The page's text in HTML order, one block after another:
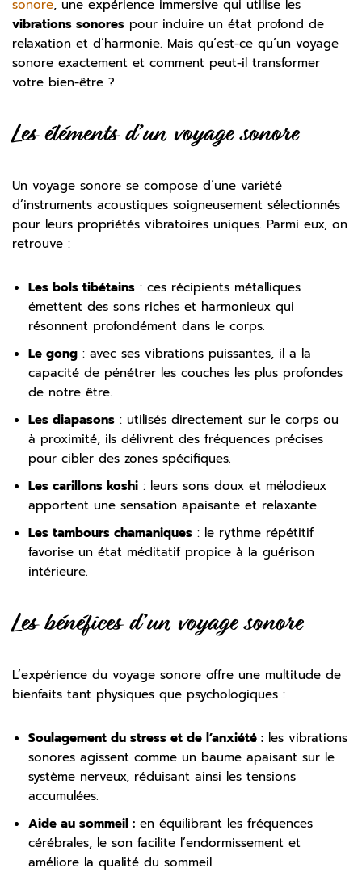
sonore, une expérience immersive qui utilise les
vibrations sonores pour induire un état profond de
relaxation et d’harmonie. Mais qu’est-ce qu’un voyage
sonore exactement et comment peut-il transformer
votre bien-être ?
Les éléments d’un voyage sonore
Un voyage sonore se compose d’une variété
d’instruments acoustiques soigneusement sélectionnés
pour leurs propriétés vibratoires uniques. Parmi eux, on
retrouve :
Les bols tibétains : ces récipients métalliques
émettent des sons riches et harmonieux qui
résonnent profondément dans le corps.
Le gong : avec ses vibrations puissantes, il a la
capacité de pénétrer les couches les plus profondes
de notre être.
Les diapasons : utilisés directement sur le corps ou
à proximité, ils délivrent des fréquences précises
pour cibler des zones spécifiques.
Les carillons koshi : leurs sons doux et mélodieux
apportent une sensation apaisante et relaxante.
Les tambours chamaniques : le rythme répétitif
favorise un état méditatif propice à la guérison
intérieure.
Les bénéfices d’un voyage sonore
L’expérience du voyage sonore offre une multitude de
bienfaits tant physiques que psychologiques :
Soulagement du stress et de l’anxiété : les vibrations
sonores agissent comme un baume apaisant sur le
système nerveux, réduisant ainsi les tensions
accumulées.
Aide au sommeil : en équilibrant les fréquences
cérébrales, le son facilite l’endormissement et
améliore la qualité du sommeil.